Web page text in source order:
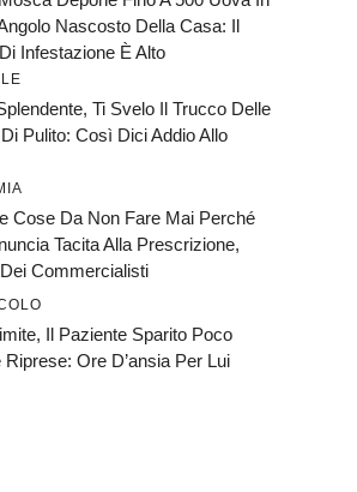
Nascosto Della Casa: Il
Infestazione È Alto
Ti Svelo Il Trucco Delle
Pulito: Così Dici Addio Allo
Cose Da Non Fare Mai Perché
Tacita Alla Prescrizione,
Commercialisti
Il Paziente Sparito Poco
Riprese: Ore D’ansia Per Lui